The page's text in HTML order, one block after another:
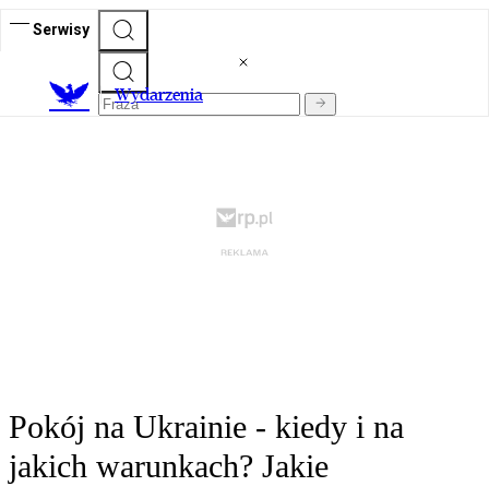
Serwisy
Wydarzenia
Pokój na Ukrainie - kiedy i na
jakich warunkach? Jakie